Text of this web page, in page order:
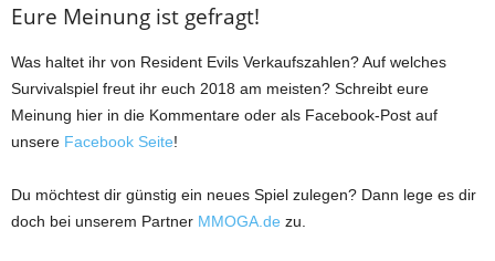
Eure Meinung ist gefragt!
Was haltet ihr von Resident Evils Verkaufszahlen? Auf welches
Survivalspiel freut ihr euch 2018 am meisten? Schreibt eure
Meinung hier in die Kommentare oder als Facebook-Post auf
unsere Facebook Seite!
Du möchtest dir günstig ein neues Spiel zulegen? Dann lege es dir
doch bei unserem Partner MMOGA.de zu.